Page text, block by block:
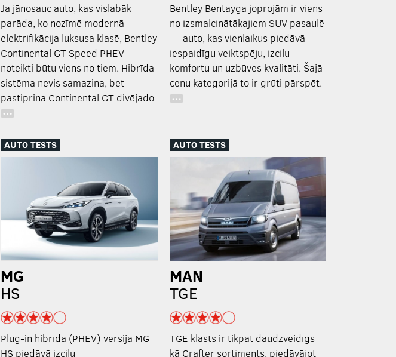
Ja jānosauc auto, kas vislabāk
parāda, ko nozīmē modernā
elektrifikācija luksusa klasē, Bentley
Continental GT Speed PHEV
noteikti būtu viens no tiem. Hibrīda
sistēma nevis samazina, bet
pastiprina Continental GT divējado
…
Bentley Bentayga joprojām ir viens
no izsmalcinātākajiem SUV pasaulē
— auto, kas vienlaikus piedāvā
iespaidīgu veiktspēju, izcilu
komfortu un uzbūves kvalitāti. Šajā
cenu kategorijā to ir grūti pārspēt.
…
AUTO TESTS
MG
HS
Plug-in hibrīda (PHEV) versijā MG
HS piedāvā izcilu
AUTO TESTS
MAN
TGE
TGE klāsts ir tikpat daudzveidīgs
kā Crafter sortiments, piedāvājot